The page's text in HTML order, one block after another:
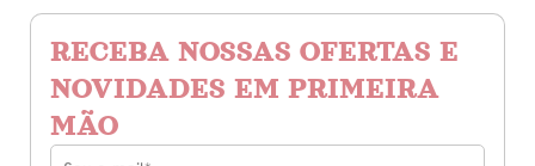
RECEBA NOSSAS OFERTAS E
NOVIDADES EM PRIMEIRA
MÃO